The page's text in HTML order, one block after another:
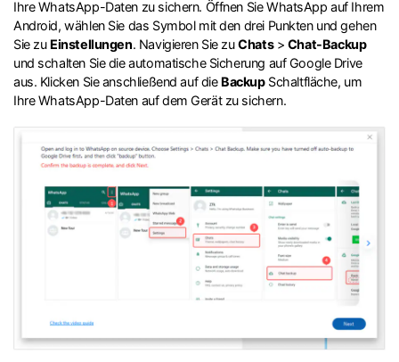
Ihre WhatsApp-Daten zu sichern. Öffnen Sie WhatsApp auf Ihrem
Android, wählen Sie das Symbol mit den drei Punkten und gehen
Sie zu Einstellungen. Navigieren Sie zuChats> Chat-Backup
und schalten Sie die automatische Sicherung auf Google Drive
aus. Klicken Sie anschließend auf die BackupSchaltfläche, um
Ihre WhatsApp-Daten auf dem Gerät zu sichern.